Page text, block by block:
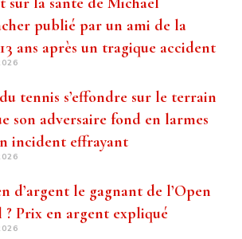
publié par un ami de la
ans après un tragique accident
tennis s’effondre sur le terrain
son adversaire fond en larmes
incident effrayant
d’argent le gagnant de l’Open
Prix ​​en argent expliqué